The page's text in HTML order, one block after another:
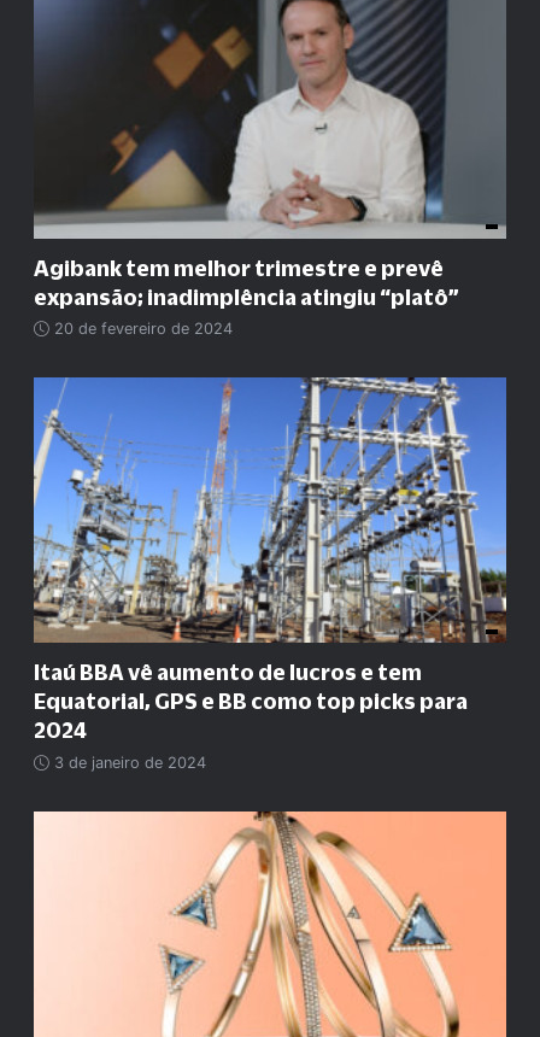
Agibank tem melhor trimestre e prevê
expansão; inadimplência atingiu “platô”
20 de fevereiro de 2024
Itaú BBA vê aumento de lucros e tem
Equatorial, GPS e BB como top picks para
2024
3 de janeiro de 2024